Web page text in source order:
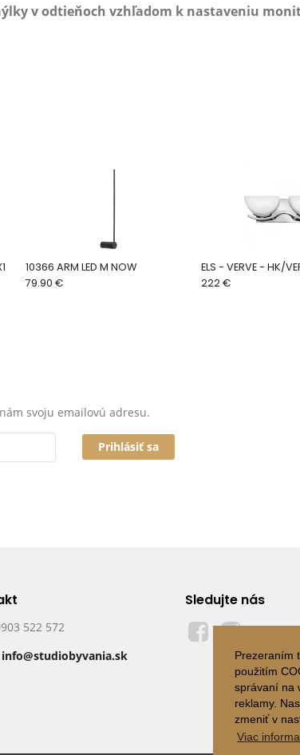
Prezeraním
použitím
správaní na
reklamy.
zmeniť v
Viac
v odtieňoch vzhľadom k nastaveniu
10366 ARM LED M NOW
79.90 €
ELS - VERVE - HK/
222 €
svoju emailovú adresu.
Prihlásiť sa
522 572
info@studiobyvania.sk
Sledujte nás